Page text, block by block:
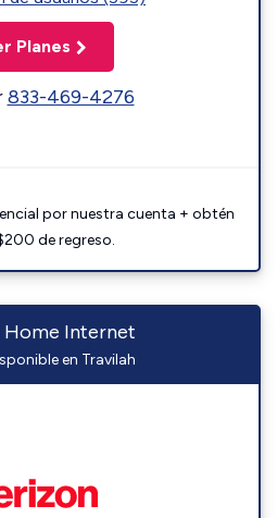
Planes
833-469-4276
por nuestra cuenta + obtén
de regreso.
Home Internet
en Travilah